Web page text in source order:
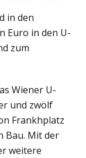
in den
Euro in den U-
zum
Wiener U-
und zwölf
Frankhplatz
Bau. Mit der
weitere